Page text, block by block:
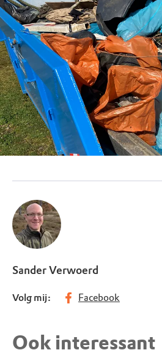
Sander Verwoerd
Volg mij: Facebook
Ook interessant